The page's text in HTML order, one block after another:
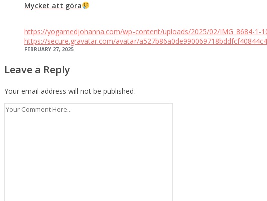
Mycket att göra
https://yogamedjohanna.com/wp-content/uploads/2025/02/IMG_8684-1-
https://secure.gravatar.com/avatar/
FEBRUARY 27, 2025
Leave a Reply
Your email address will not be published.